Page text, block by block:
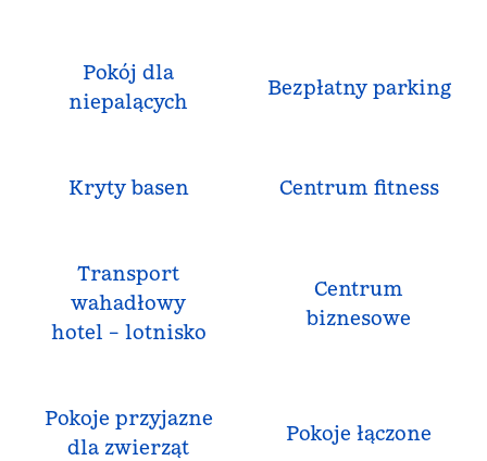
Pokój dla
niepalących
Bezpłatny parking
Kryty basen Centrum fitness
Transport
wahadłowy
hotel – lotnisko
Centrum
biznesowe
Pokoje przyjazne
dla zwierząt
Pokoje łączone